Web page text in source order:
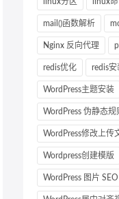
mail()函数解析
Nginx 反向代理
redis优化 redis安
WordPress主题安装
WordPress 伪静态规
WordPress修改上传
Wordpress创建模版
WordPress 图片 SEO